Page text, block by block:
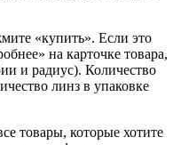
«купить». Если это
на карточке товара,
и радиус). Количество
линз в упаковке
товары, которые хотите